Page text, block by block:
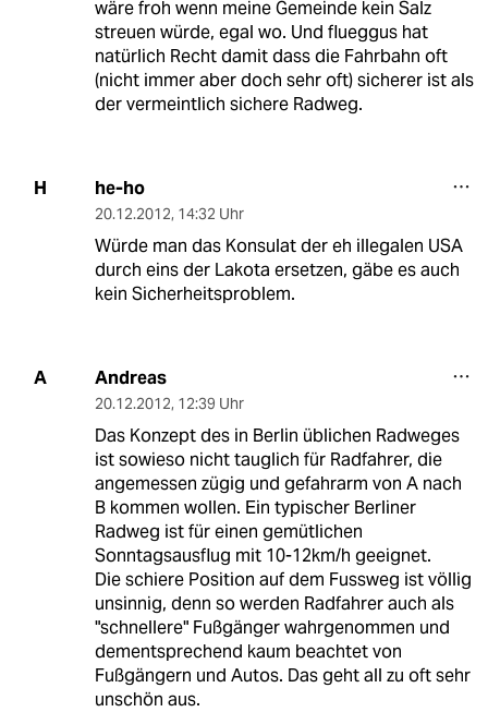
wäre froh wenn meine Gemeinde kein Salz
streuen würde, egal wo. Und flueggus hat
natürlich Recht damit dass die Fahrbahn oft
(nicht immer aber doch sehr oft) sicherer ist als
der vermeintlich sichere Radweg.
H he-ho
20.12.2012, 14:32 Uhr
Würde man das Konsulat der eh illegalen USA
durch eins der Lakota ersetzen, gäbe es auch
kein Sicherheitsproblem.
A Andreas
20.12.2012, 12:39 Uhr
Das Konzept des in Berlin üblichen Radweges
ist sowieso nicht tauglich für Radfahrer, die
angemessen zügig und gefahrarm von A nach
B kommen wollen. Ein typischer Berliner
Radweg ist für einen gemütlichen
Sonntagsausflug mit 10-12km/h geeignet.
Die schiere Position auf dem Fussweg ist völlig
unsinnig, denn so werden Radfahrer auch als
"schnellere" Fußgänger wahrgenommen und
dementsprechend kaum beachtet von
Fußgängern und Autos. Das geht all zu oft sehr
unschön aus.